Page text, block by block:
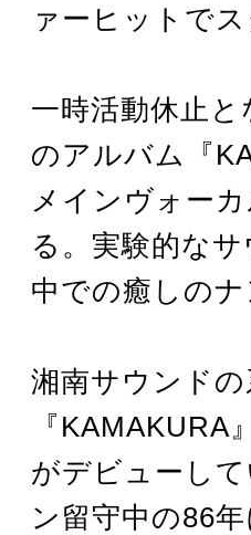
ァーヒットで
一時活動休止
のアルバム『
メインヴォー
る。実験的な
中での癒しのナ
湘南サウンド
『
がデビューし
ン留守中の86